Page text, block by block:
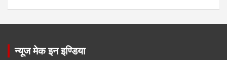
न्यूज मेक इन इण्डिया